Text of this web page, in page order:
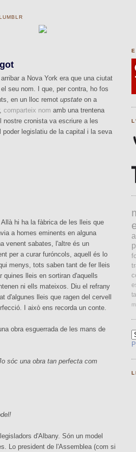
a Nova York era que una ciutat
seu nom. I que, per contra, ho fos
en un lloc remot upstate on a
comparteix nom amb una trentena
cronista va escriure a les
legislatiu de la capital i la seva
hi ha la fàbrica de les lleis que
a homes eminents en alguna
venent sabates, l'altre és un
per a curar furóncols, aquell és lo
menys, tots saben tant de fer lleis
lleis en sortiran d'aquells
ni ells mateixos. Diu el refrany
d'algunes lleis que ragen del cervell
I això ens recorda un conte.
obra esguerrada de les mans de
sóc una obra tan perfecta com
d'Albany. Són un model
Lo president de l'Assemblea (com si